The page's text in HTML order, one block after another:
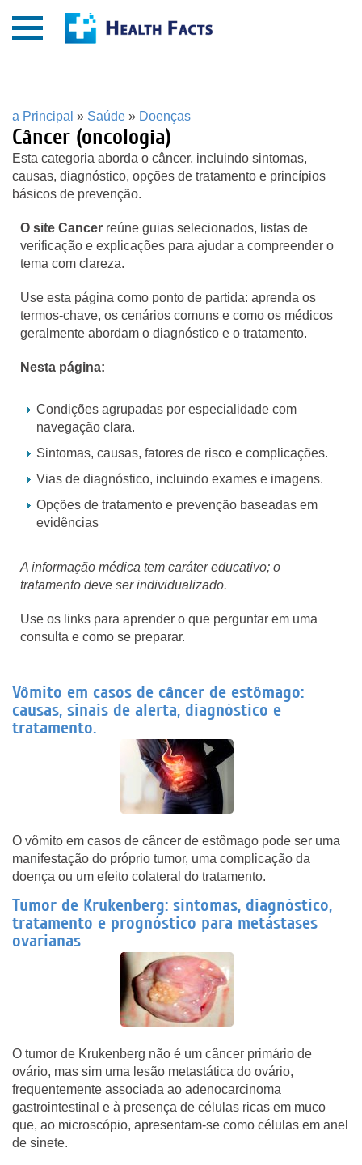
a Principal » Saúde » Doenças
Câncer (oncologia)
Esta categoria aborda o câncer, incluindo sintomas,
causas, diagnóstico, opções de tratamento e princípios
básicos de prevenção.
O site Cancer reúne guias selecionados, listas de
verificação e explicações para ajudar a compreender o
tema com clareza.
Use esta página como ponto de partida: aprenda os
termos-chave, os cenários comuns e como os médicos
geralmente abordam o diagnóstico e o tratamento.
Nesta página:
Condições agrupadas por especialidade com
navegação clara.
Sintomas, causas, fatores de risco e complicações.
Vias de diagnóstico, incluindo exames e imagens.
Opções de tratamento e prevenção baseadas em
evidências
A informação médica tem caráter educativo; o
tratamento deve ser individualizado.
Use os links para aprender o que perguntar em uma
consulta e como se preparar.
Vômito em casos de câncer de estômago:
causas, sinais de alerta, diagnóstico e
tratamento.
O vômito em casos de câncer de estômago pode ser uma
manifestação do próprio tumor, uma complicação da
doença ou um efeito colateral do tratamento.
Tumor de Krukenberg: sintomas, diagnóstico,
tratamento e prognóstico para metástases
ovarianas
O tumor de Krukenberg não é um câncer primário de
ovário, mas sim uma lesão metastática do ovário,
frequentemente associada ao adenocarcinoma
gastrointestinal e à presença de células ricas em muco
que, ao microscópio, apresentam-se como células em anel
de sinete.